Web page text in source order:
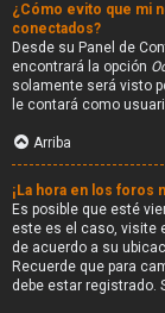
¿Cómo evito que mi
conectados?
Desde su Panel de
encontrará la opción
solamente será visto
le contará como
Arriba
¡La hora en los foros
Es posible que esté
este es el caso, visite
de acuerdo a su
Recuerde que para
debe estar registrado.